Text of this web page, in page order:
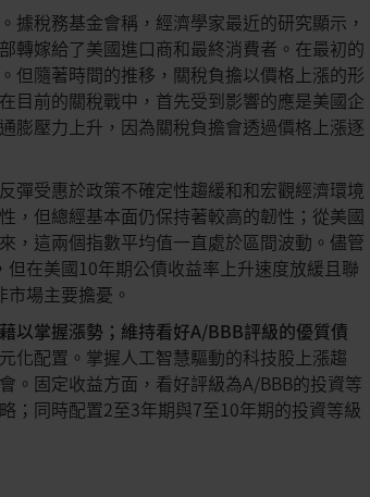
。據稅務基金會稱，經濟學家最近的研究顯示，
轉嫁給了美國進口商和最終消費者。在最初的
但隨著時間的推移，關稅負擔以價格上漲的形
目前的關稅戰中，首先受到影響的應是美國企
膨壓力上升，因為關稅負擔會透過價格上漲逐
彈受惠於政策不確定性趨緩和和宏觀經濟環境
，但總經基本面仍保持著較高的韌性；從美國
，這兩個指數平均值一直處於區間波動。儘管
在美國10年期公債收益率上升速度放緩且聯
場主要擔憂。
以掌握漲勢；維持看好A/BBB評級的優質債
化配置。掌握人工智慧驅動的科技股上漲趨
。固定收益方面，看好評級為A/BBB的投資等
；同時配置2至3年期與7至10年期的投資等級